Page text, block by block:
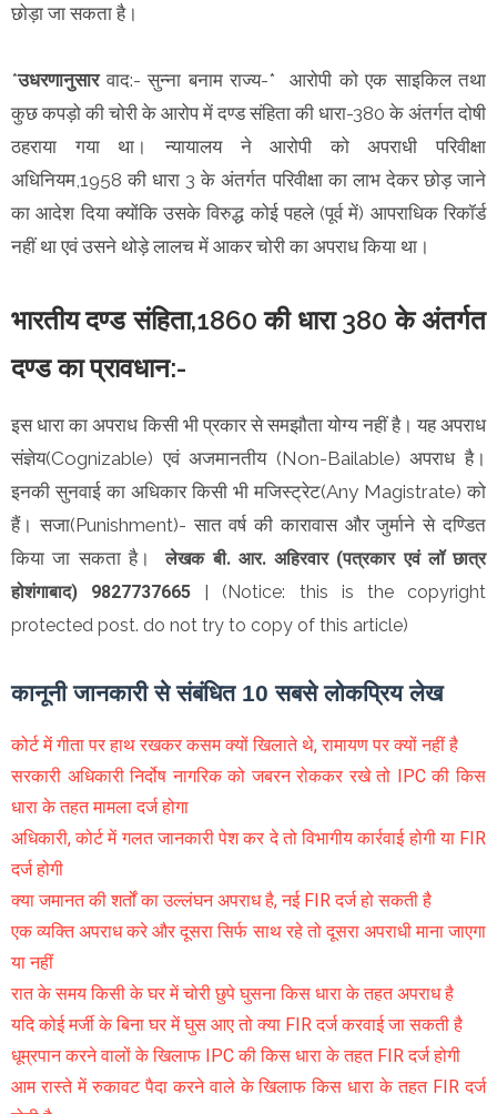
छोड़ा जा सकता है।
*उधरणानुसारवाद:- सुन्ना बनाम राज्य-* आरोपी को एक साइकिल तथा
कुछ कपड़ो की चोरी के आरोप में दण्ड संहिता की धारा-380 के अंतर्गत दोषी
ठहराया गया था। न्यायालय ने आरोपी को अपराधी परिवीक्षा
अधिनियम,1958 की धारा 3 के अंतर्गत परिवीक्षा का लाभ देकर छोड़ जाने
का आदेश दिया क्योंकि उसके विरुद्ध कोई पहले (पूर्व में) आपराधिक रिकॉर्ड
नहीं था एवं उसने थोड़े लालच में आकर चोरी का अपराध किया था।
भारतीय दण्ड संहिता,1860 की धारा 380 के अंतर्गत
दण्ड का प्रावधान:-
इस धारा का अपराध किसी भी प्रकार से समझौता योग्य नहीं है। यह अपराध
संज्ञेय(Cognizable) एवं अजमानतीय (Non-Bailable) अपराध है।
इनकी सुनवाई का अधिकार किसी भी मजिस्ट्रेट(Any Magistrate) को
हैं। सजा(Punishment)- सात वर्ष की कारावास और जुर्माने से दण्डित
किया जा सकता है।लेखकबी. आर. अहिरवार (पत्रकार एवं लॉ छात्र
होशंगाबाद) 9827737665 | (Notice: this is the copyright
protected post. do not try to copy of this article)
कानूनी जानकारी से संबंधित 10 सबसे लोकप्रिय लेख
कोर्ट में गीता पर हाथ रखकर कसम क्यों खिलाते थे, रामायण पर क्यों नहीं है
सरकारी अधिकारी निर्दोष नागरिक को जबरन रोककर रखे तो IPC की किस
धारा के तहत मामला दर्ज होगा
अधिकारी, कोर्ट में गलत जानकारी पेश कर दे तो विभागीय कार्रवाई होगी या FIR
दर्ज होगी
क्या जमानत की शर्तों का उल्लंघन अपराध है, नई FIR दर्ज हो सकती है
एक व्यक्ति अपराध करे और दूसरा सिर्फ साथ रहे तो दूसरा अपराधी माना जाएगा
या नहीं
रात के समय किसी के घर में चोरी छुपे घुसना किस धारा के तहत अपराध है
यदि कोई मर्जी के बिना घर में घुस आए तो क्या FIR दर्ज करवाई जा सकती है
धूम्रपान करने वालों के खिलाफ IPC की किस धारा के तहत FIR दर्ज होगी
आम रास्ते में रुकावट पैदा करने वाले के खिलाफ किस धारा के तहत FIR दर्ज